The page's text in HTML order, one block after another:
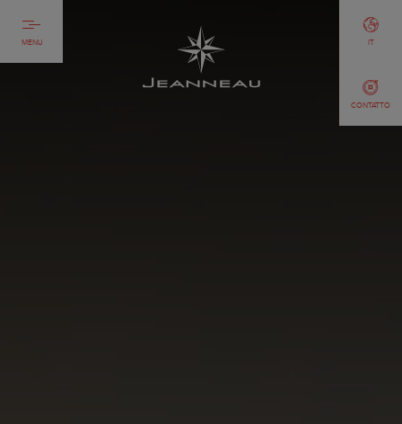
MENU
CONTATTO
IT